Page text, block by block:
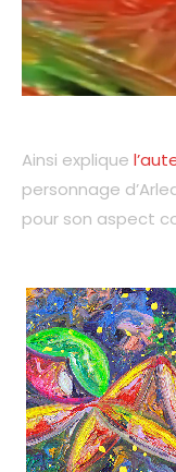
Ainsi explique
personnage
pour son aspect